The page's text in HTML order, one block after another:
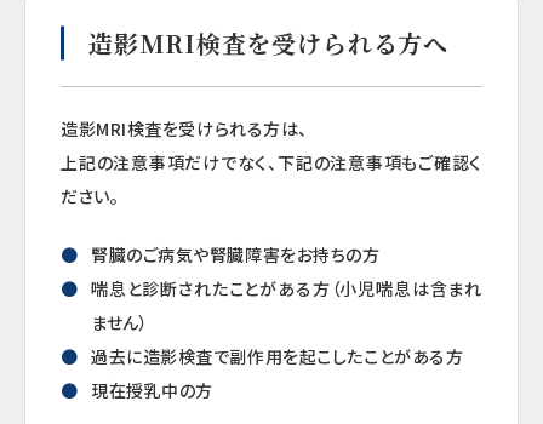
造影MRI検査を受けられる方へ
造影MRI検査を受けられる方は、
上記の注意事項だけでなく、下記の注意事項もご確認く
ださい。
腎臓のご病気や腎臓障害をお持ちの方
喘息と診断されたことがある方（小児喘息は含まれ
ません）
過去に造影検査で副作用を起こしたことがある方
現在授乳中の方